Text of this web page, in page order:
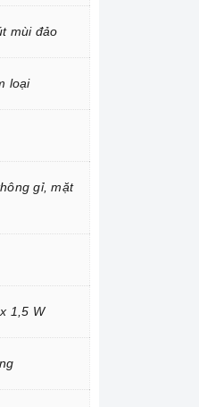
mùi đảo
loại
gỉ, mặt
1,5 W